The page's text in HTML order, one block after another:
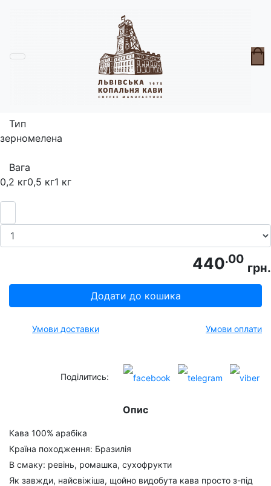
Кава Національно-свідома
Тип
зерномелена
Вага
0,2 кг0,5 кг1 кг
440.00
грн.
Додати до кошика
Умови доставки Умови оплати
Поділитись:
Опис
Кава 100% арабіка
Країна походження: Бразилія
В смаку: ревінь, ромашка, сухофрукти
Як завжди, найсвіжіша, щойно видобута кава просто з-під